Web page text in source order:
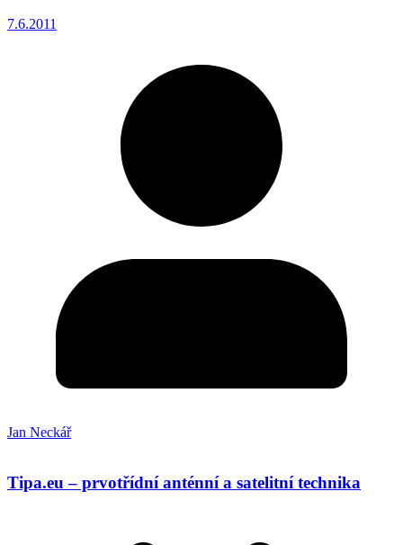
7.6.2011
Jan Neckář
Tipa.eu – prvotřídní anténní a satelitní technika